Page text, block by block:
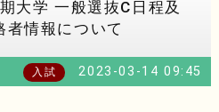
大学 一般選抜C日程及
情報について
入試 2023-03-14 09:45